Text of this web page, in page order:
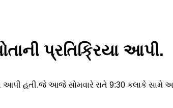
પ્રતિક્રિયા આપી.
આપી હતી.જે આજે સોમવારે રાતે 9:30 કલાકે